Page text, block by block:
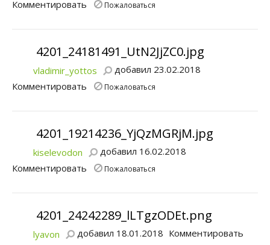
Комментировать
Пожаловаться
4201_24181491_UtN2JjZC0.jpg
vladimir_yottos
добавил 23.02.2018
Комментировать
Пожаловаться
4201_19214236_YjQzMGRjM.jpg
kiselevodon
добавил 16.02.2018
Комментировать
Пожаловаться
4201_24242289_lLTgzODEt.png
lyavon добавил 18.01.2018 Комментировать